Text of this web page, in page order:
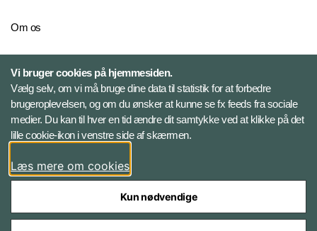
Om os
Følg Veterancentret
Facebook
Vi bruger cookies på hjemmesiden.
Vælg selv, om vi må bruge dine data til statistik for at forbedre
brugeroplevelsen, og om du ønsker at kunne se fx feeds fra sociale
medier. Du kan til hver en tid ændre dit samtykke ved at klikke på det
lille cookie-ikon i venstre side af skærmen.
Læs mere om cookies
Kun nødvendige